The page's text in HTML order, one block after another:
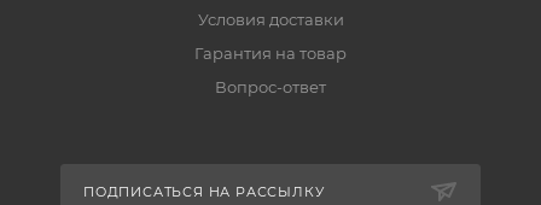
Условия доставки
Гарантия на товар
Вопрос-ответ
ПОДПИСАТЬСЯ НА РАССЫЛКУ